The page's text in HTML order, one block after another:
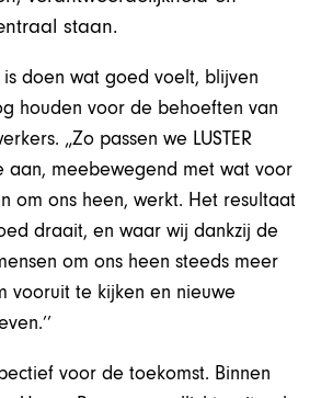
staan.
is doen wat goed voelt, blijven
houden voor de behoeften van
„Zo passen we LUSTER
aan, meebewegend met wat voor
om ons heen, werkt. Het resultaat
draait, en waar wij dankzij de
om ons heen steeds meer
vooruit te kijken en nieuwe
voor de toekomst. Binnen